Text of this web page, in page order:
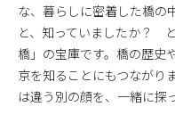
な、暮らしに密着した橋の
と、知っていましたか？
橋」の宝庫です。橋の歴史
京を知ることにもつながり
は違う別の顔を、一緒に探